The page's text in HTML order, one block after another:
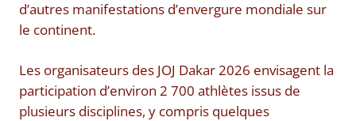
d’autres manifestations d’envergure mondiale sur
le continent.
Les organisateurs des JOJ Dakar 2026 envisagent la
participation d’environ 2 700 athlètes issus de
plusieurs disciplines, y compris quelques